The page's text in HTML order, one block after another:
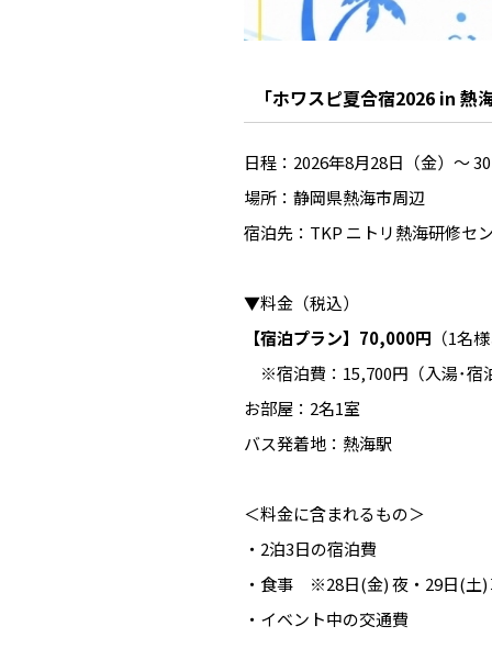
「ホワスピ夏合宿2026 in 熱
日程：2026年8月28日（金）〜
場所：静岡県熱海市周辺
宿泊先：TKP ニトリ熱海研修セ
▼料金（税込）
【宿泊プラン】70,000円 （1名
※宿泊費：15,700円（入湯･宿
お部屋：2名1室
バス発着地：熱海駅
＜料金に含まれるもの＞
・2泊3日の宿泊費
・食事 ※28日(金) 夜・29日(土)
・イベント中の交通費